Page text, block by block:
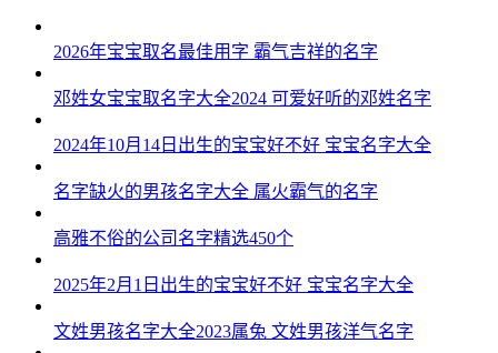
2026年宝宝取名最佳用字 霸气吉祥的名字
邓姓女宝宝取名字大全2024 可爱好听的邓姓名字
2024年10月14日出生的宝宝好不好 宝宝名字大全
名字缺火的男孩名字大全 属火霸气的名字
高雅不俗的公司名字精选450个
2025年2月1日出生的宝宝好不好 宝宝名字大全
文姓男孩名字大全2023属兔 文姓男孩洋气名字